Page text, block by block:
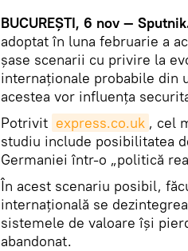
BUCUREȘTI, 6 nov —
adoptat în luna februarie a
şase scenarii cu privire la
internaţionale probabile din
acestea vor influenţa
Potrivit express.co.uk , cel
studiu include posibilitatea
Germaniei într-o „politică
În acest scenariu posibil,
internaţională se
sistemele de valoare îşi
abandonat.